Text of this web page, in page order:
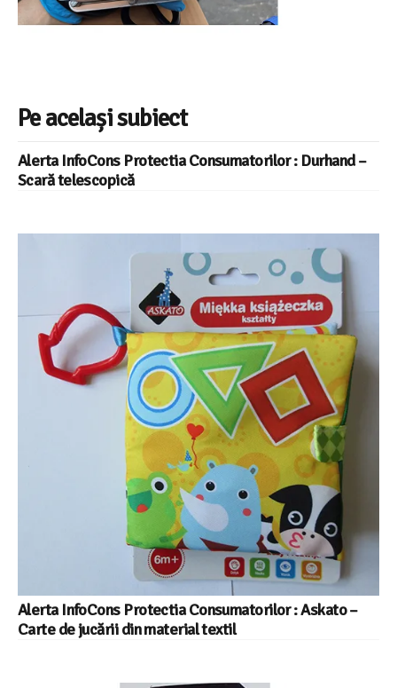
Pe același subiect
Alerta InfoCons Protectia Consumatorilor : Durhand –
Scară telescopică
Alerta InfoCons Protectia Consumatorilor : Askato –
Carte de jucării din material textil